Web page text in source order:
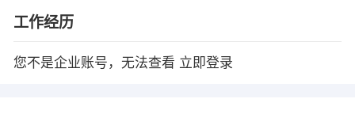
工作经历
您不是企业账号，无法查看 立即登录